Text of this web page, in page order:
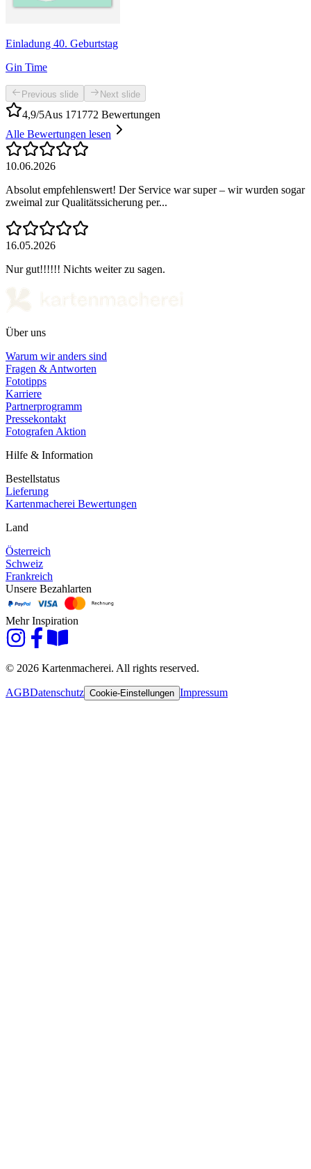
Einladung 40. Geburtstag
Gin Time
Previous slide Next slide
4,9/5Aus 171772 Bewertungen
Alle Bewertungen lesen
10.06.2026
Absolut empfehlenswert! Der Service war super – wir wurden sogar
zweimal zur Qualitätssicherung per...
16.05.2026
Nur gut!!!!!! Nichts weiter zu sagen.
Über uns
Warum wir anders sind
Fragen & Antworten
Fototipps
Karriere
Partnerprogramm
Pressekontakt
Fotografen Aktion
Hilfe & Information
Bestellstatus
Lieferung
Kartenmacherei Bewertungen
Land
Österreich
Schweiz
Frankreich
Unsere Bezahlarten
Mehr Inspiration
© 2026 Kartenmacherei. All rights reserved.
AGBDatenschutz Cookie-Einstellungen Impressum